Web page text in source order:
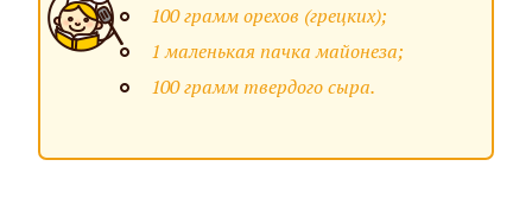
100 грамм орехов (грецких);
1 маленькая пачка майонеза;
100 грамм твердого сыра.